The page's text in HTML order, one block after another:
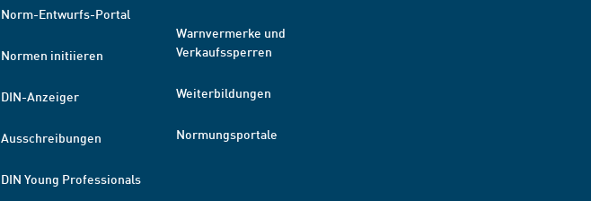
Norm-Entwurfs-Portal
Normen initiieren
DIN-Anzeiger
Ausschreibungen
DIN Young Professionals
Warnvermerke und
Verkaufssperren
Weiterbildungen
Normungsportale